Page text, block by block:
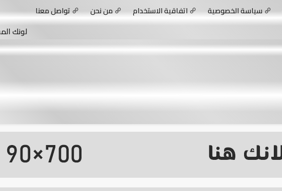
سياسة الخصوصية اتفاقية الاستخدام من نحن تواصل معنا
لونك